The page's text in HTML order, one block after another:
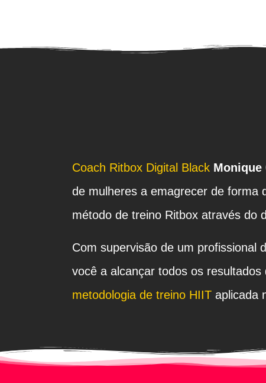
Coach Ritbox Digital Black Monique
de mulheres a emagrecer de forma
método de treino Ritbox através do
Com supervisão de um profissional
você a alcançar todos os
metodologia de treino HIIT aplicada